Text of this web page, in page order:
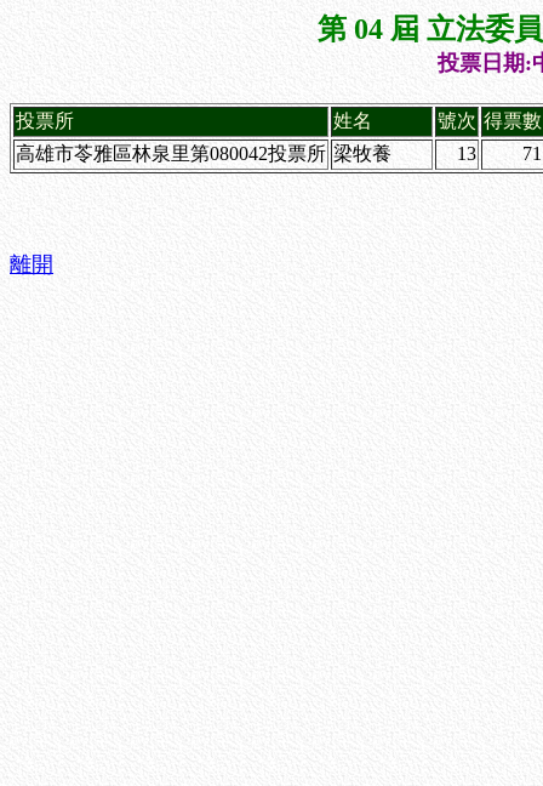
第 04 屆 立法委
投票日期:
投票所 姓名 號次 得票數
高雄市苓雅區林泉里第080042投票所 梁牧養 13 71
離開